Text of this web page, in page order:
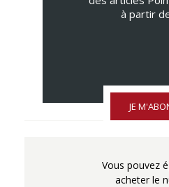
à partir
JE
Vous pouvez
acheter le